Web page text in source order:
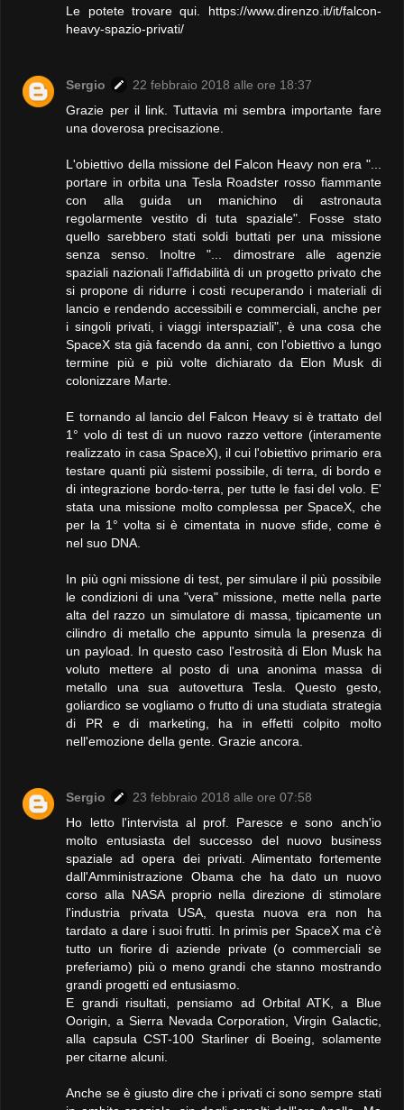
Le potete trovare qui. https://www.direnzo.it/it/falcon-
heavy-spazio-privati/
Sergio
22 febbraio 2018 alle ore 18:37
Grazie per il link. Tuttavia mi sembra importante fare
una doverosa precisazione.
L'obiettivo della missione del Falcon Heavy non era "...
portare in orbita una Tesla Roadster rosso fiammante
con alla guida un manichino di astronauta
regolarmente vestito di tuta spaziale". Fosse stato
quello sarebbero stati soldi buttati per una missione
senza senso. Inoltre "... dimostrare alle agenzie
spaziali nazionali l’affidabilità di un progetto privato che
si propone di ridurre i costi recuperando i materiali di
lancio e rendendo accessibili e commerciali, anche per
i singoli privati, i viaggi interspaziali", è una cosa che
SpaceX sta già facendo da anni, con l'obiettivo a lungo
termine più e più volte dichiarato da Elon Musk di
colonizzare Marte.
E tornando al lancio del Falcon Heavy si è trattato del
1° volo di test di un nuovo razzo vettore (interamente
realizzato in casa SpaceX), il cui l'obiettivo primario era
testare quanti più sistemi possibile, di terra, di bordo e
di integrazione bordo-terra, per tutte le fasi del volo. E'
stata una missione molto complessa per SpaceX, che
per la 1° volta si è cimentata in nuove sfide, come è
nel suo DNA.
In più ogni missione di test, per simulare il più possibile
le condizioni di una "vera" missione, mette nella parte
alta del razzo un simulatore di massa, tipicamente un
cilindro di metallo che appunto simula la presenza di
un payload. In questo caso l'estrosità di Elon Musk ha
voluto mettere al posto di una anonima massa di
metallo una sua autovettura Tesla. Questo gesto,
goliardico se vogliamo o frutto di una studiata strategia
di PR e di marketing, ha in effetti colpito molto
nell'emozione della gente. Grazie ancora.
Sergio
23 febbraio 2018 alle ore 07:58
Ho letto l'intervista al prof. Paresce e sono anch'io
molto entusiasta del successo del nuovo business
spaziale ad opera dei privati. Alimentato fortemente
dall'Amministrazione Obama che ha dato un nuovo
corso alla NASA proprio nella direzione di stimolare
l'industria privata USA, questa nuova era non ha
tardato a dare i suoi frutti. In primis per SpaceX ma c'è
tutto un fiorire di aziende private (o commerciali se
preferiamo) più o meno grandi che stanno mostrando
grandi progetti ed entusiasmo.
E grandi risultati, pensiamo ad Orbital ATK, a Blue
Oorigin, a Sierra Nevada Corporation, Virgin Galactic,
alla capsula CST-100 Starliner di Boeing, solamente
per citarne alcuni.
Anche se è giusto dire che i privati ci sono sempre stati